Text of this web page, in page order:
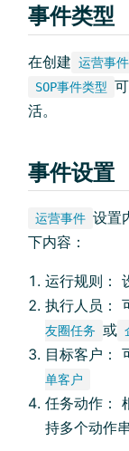
事件类型
在创建 运营事件
SOP事件类型
活。
事件设置
运营事件 设置
下内容：
运行规则：
执行人员：
友圈任务 或
目标客户：
单客户
任务动作：
持多个动作